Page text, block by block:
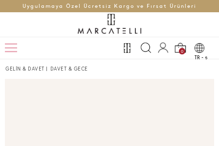
Uygulamaya Özel Ücretsiz Kargo ve Fırsat Ürünleri
0
TR - t
GELİN & DAVET | DAVET & GECE